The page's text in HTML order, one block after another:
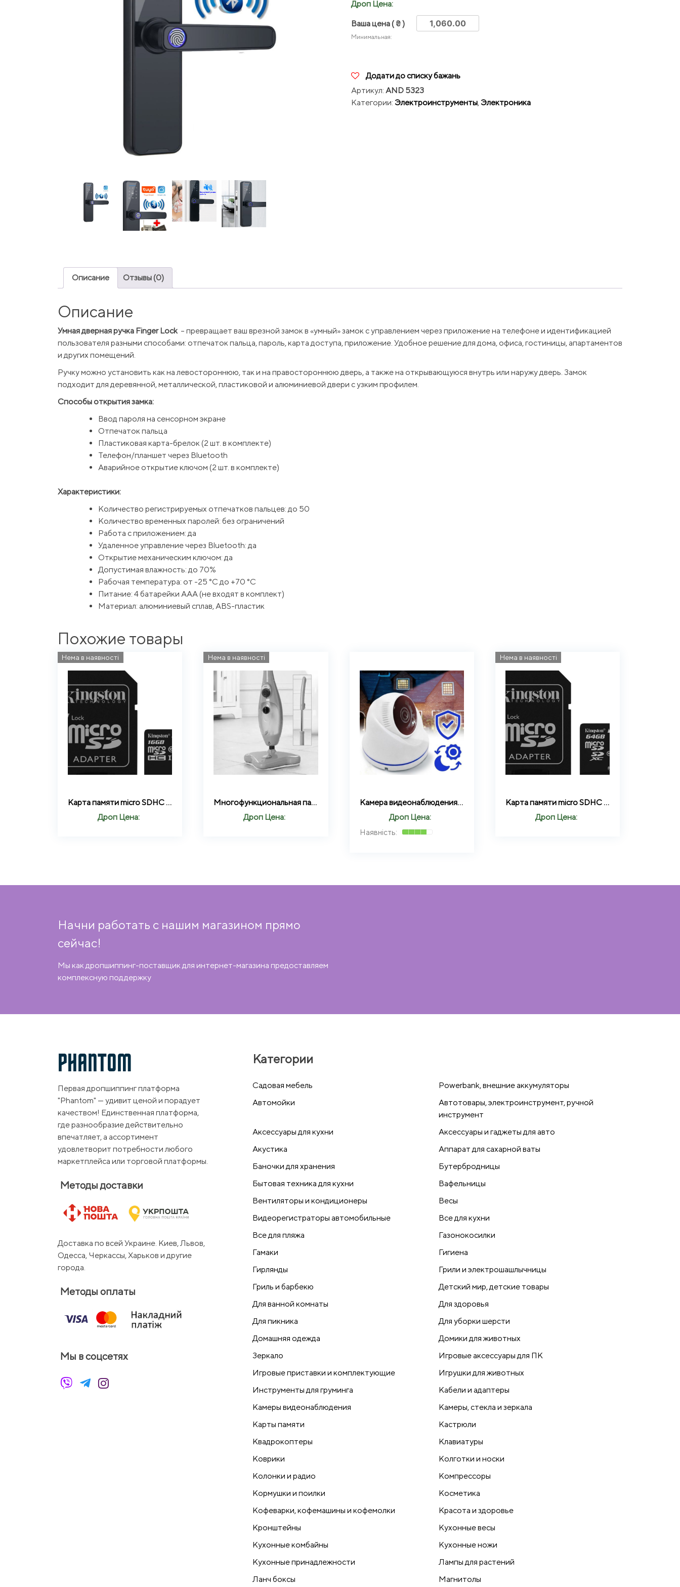
Дроп Цена:
Ваша цена( ₴ )
Минимальная:
Додати до списку бажань
Артикул:AND 5323
Категории:Электроинструменты,Электроника
Описание Отзывы (0)
Описание
Умная дверная ручка Finger Lock – превращает ваш врезной замок в «умный» замок с управлением через приложение на телефоне и идентификацией
пользователя разными способами: отпечаток пальца, пароль, карта доступа, приложение. Удобное решение для дома, офиса, гостиницы, апартаментов
и других помещений.
Ручку можно установить как на левостороннюю, так и на правостороннюю дверь, а также на открывающуюся внутрь или наружу дверь. Замок
подходит для деревянной, металлической, пластиковой и алюминиевой двери с узким профилем.
Способы открытия замка:
Ввод пароля на сенсорном экране
Отпечаток пальца
Пластиковая карта-брелок (2 шт. в комплекте)
Телефон/планшет через Bluetooth
Аварийное открытие ключом (2 шт. в комплекте)
Характеристики:
Количество регистрируемых отпечатков пальцев: до 50
Количество временных паролей: без ограничений
Работа с приложением: да
Удаленное управление через Bluetooth: да
Открытие механическим ключом: да
Допустимая влажность: до 70%
Рабочая температура: от -25 °C до +70 °C
Питание: 4 батарейки AAA (не входят в комплект)
Материал: алюминиевый сплав, ABS-пластик
Похожие товары
Нема в наявності
Карта памяти micro SDHC 16GB Kingston (class 10) (UHS-1) (С АДАПТЕРОМ)
Дроп Цена:
Нема в наявності
Многофункциональная паровая швабра X12 Steam Mop Зеленая
Дроп Цена:
Камера видеонаблюдения AHD-8027I (2MP-3,6mm)
Дроп Цена:
Нема в наявності
Карта памяти micro SDHC 64GB Kingston (class 10) (UHS-3) (с адаптером)
Дроп Цена:
Начни работать с нашим магазином прямо
сейчас!
Мы как дропшиппинг-поставщик для интернет-магазина предоставляем
комплексную поддержку
PHANTOM
Первая дропшиппинг платформа
"Phantom" — удивит ценой и порадует
качеством! Единственная платформа,
где разнообразие действительно
впечатляет, а ассортимент
удовлетворит потребности любого
маркетплейса или торговой платформы.
Методы доставки
Доставка по всей Украине. Киев, Львов,
Одесса, Черкассы, Харьков и другие
города.
Методы оплаты
Мы в соцсетях
Категории
Cадовая мебель
Powerbank, внешние аккумуляторы
Автомойки
Автотовары, электроинструмент, ручной
инструмент
Аксессуары для кухни
Аксессуары и гаджеты для авто
Акустика
Аппарат для сахарной ваты
Баночки для хранения
Бутербродницы
Бытовая техника для кухни
Вафельницы
Вентиляторы и кондиционеры
Весы
Видеорегистраторы автомобильные
Все для кухни
Все для пляжа
Газонокосилки
Гамаки
Гигиена
Гирлянды
Грили и электрошашлычницы
Гриль и барбекю
Детский мир, детские товары
Для ванной комнаты
Для здоровья
Для пикника
Для уборки шерсти
Домашняя одежда
Домики для животных
Зеркало
Игровые аксессуары для ПК
Игровые приставки и комплектующие
Игрушки для животных
Инструменты для груминга
Кабели и адаптеры
Камеры видеонаблюдения
Камеры, стекла и зеркала
Карты памяти
Кастрюли
Квадрокоптеры
Клавиатуры
Коврики
Колготки и носки
Колонки и радио
Компрессоры
Кормушки и поилки
Косметика
Кофеварки, кофемашины и кофемолки
Красота и здоровье
Кронштейны
Кухонные весы
Кухонные комбайны
Кухонные ножи
Кухонные принадлежности
Лампы для растений
Ланч боксы
Магнитолы